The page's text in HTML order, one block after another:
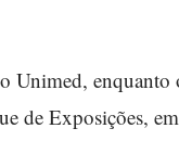
Unimed, enquanto
de Exposições,